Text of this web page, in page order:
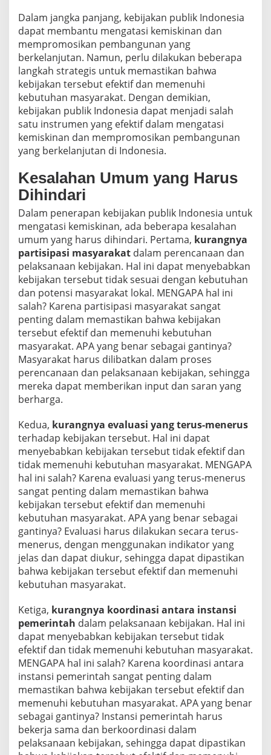
Dalam jangka panjang, kebijakan publik Indonesia
dapat membantu mengatasi kemiskinan dan
mempromosikan pembangunan yang
berkelanjutan. Namun, perlu dilakukan beberapa
langkah strategis untuk memastikan bahwa
kebijakan tersebut efektif dan memenuhi
kebutuhan masyarakat. Dengan demikian,
kebijakan publik Indonesia dapat menjadi salah
satu instrumen yang efektif dalam mengatasi
kemiskinan dan mempromosikan pembangunan
yang berkelanjutan di Indonesia.
Kesalahan Umum yang Harus
Dihindari
Dalam penerapan kebijakan publik Indonesia untuk
mengatasi kemiskinan, ada beberapa kesalahan
umum yang harus dihindari. Pertama, kurangnya
partisipasi masyarakat dalam perencanaan dan
pelaksanaan kebijakan. Hal ini dapat menyebabkan
kebijakan tersebut tidak sesuai dengan kebutuhan
dan potensi masyarakat lokal. MENGAPA hal ini
salah? Karena partisipasi masyarakat sangat
penting dalam memastikan bahwa kebijakan
tersebut efektif dan memenuhi kebutuhan
masyarakat. APA yang benar sebagai gantinya?
Masyarakat harus dilibatkan dalam proses
perencanaan dan pelaksanaan kebijakan, sehingga
mereka dapat memberikan input dan saran yang
berharga.
Kedua, kurangnya evaluasi yang terus-menerus
terhadap kebijakan tersebut. Hal ini dapat
menyebabkan kebijakan tersebut tidak efektif dan
tidak memenuhi kebutuhan masyarakat. MENGAPA
hal ini salah? Karena evaluasi yang terus-menerus
sangat penting dalam memastikan bahwa
kebijakan tersebut efektif dan memenuhi
kebutuhan masyarakat. APA yang benar sebagai
gantinya? Evaluasi harus dilakukan secara terus-
menerus, dengan menggunakan indikator yang
jelas dan dapat diukur, sehingga dapat dipastikan
bahwa kebijakan tersebut efektif dan memenuhi
kebutuhan masyarakat.
Ketiga, kurangnya koordinasi antara instansi
pemerintah dalam pelaksanaan kebijakan. Hal ini
dapat menyebabkan kebijakan tersebut tidak
efektif dan tidak memenuhi kebutuhan masyarakat.
MENGAPA hal ini salah? Karena koordinasi antara
instansi pemerintah sangat penting dalam
memastikan bahwa kebijakan tersebut efektif dan
memenuhi kebutuhan masyarakat. APA yang benar
sebagai gantinya? Instansi pemerintah harus
bekerja sama dan berkoordinasi dalam
pelaksanaan kebijakan, sehingga dapat dipastikan